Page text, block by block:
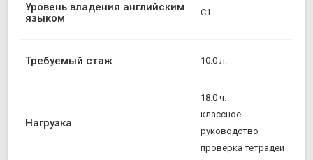
Уровень владения английским
языком
C1
Требуемый стаж 10.0 л.
Нагрузка
18.0 ч.
классное
руководство
проверка тетрадей